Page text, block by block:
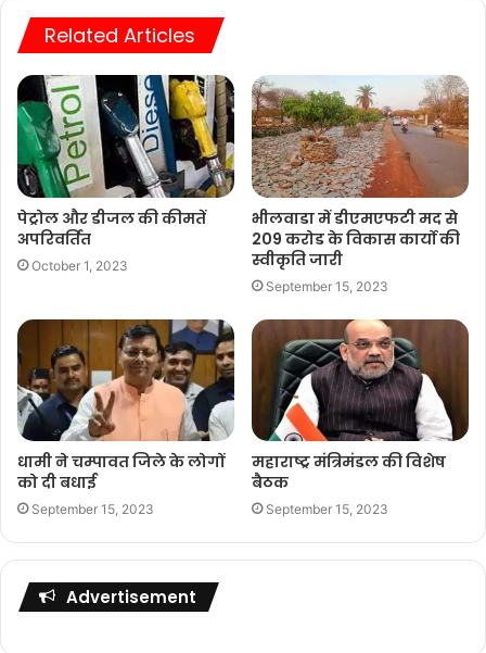
Related Articles
पेट्रोल और डीजल की कीमतें
अपरिवर्तित
October 1, 2023
भीलवाडा में डीएमएफटी मद से
209 करोड के विकास कार्यो की
स्वीकृति जारी
September 15, 2023
धामी ने चम्पावत जिले के लोगों
को दी बधाई
September 15, 2023
महाराष्ट्र मंत्रिमंडल की विशेष
बैठक
September 15, 2023
Advertisement